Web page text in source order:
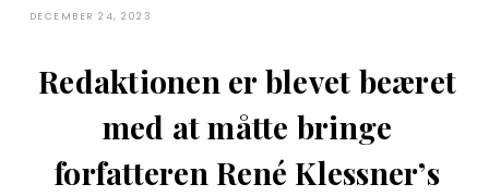
DECEMBER 24, 2023
Redaktionen er blevet beæret
med at måtte bringe
forfatteren René Klessner’s